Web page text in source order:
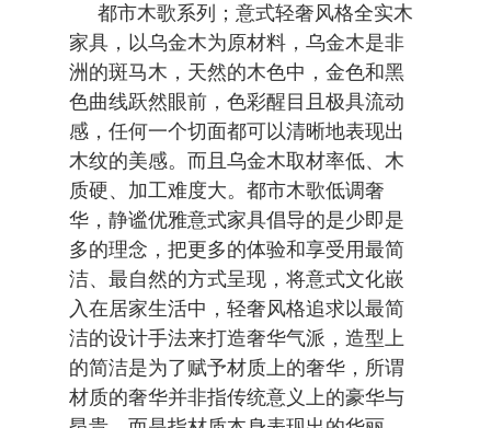
都市木歌系列；意式轻奢风格全实木
家具，以乌金木为原材料，乌金木是非
洲的斑马木，天然的木色中，金色和黑
色曲线跃然眼前，色彩醒目且极具流动
感，任何一个切面都可以清晰地表现出
木纹的美感。而且乌金木取材率低、木
质硬、加工难度大。都市木歌低调奢
华，静谧优雅意式家具倡导的是少即是
多的理念，把更多的体验和享受用最简
洁、最自然的方式呈现，将意式文化嵌
入在居家生活中，轻奢风格追求以最简
洁的设计手法来打造奢华气派，造型上
的简洁是为了赋予材质上的奢华，所谓
材质的奢华并非指传统意义上的豪华与